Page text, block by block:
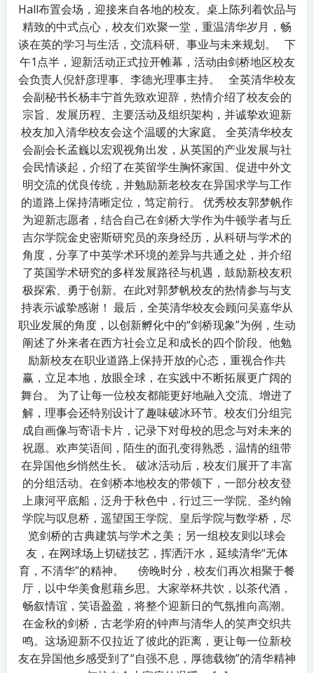
Hall布置会场，迎接来自各地的校友。桌上陈列着饮品与
精致的中式点心，校友们欢聚一堂，重温清华岁月，畅
谈在英的学习与生活，交流科研、事业与未来规划。 下
午1点半，迎新活动正式拉开帷幕，活动由剑桥地区校友
会负责人倪舒彦理事、李德光理事主持。 全英清华校友
会副秘书长杨丰宁首先致欢迎辞，热情介绍了校友会的
宗旨、发展历程、主要活动及组织架构，并诚挚欢迎新
校友加入清华校友会这个温暖的大家庭。 全英清华校友
会副会长孟巍以宏观视角出发，从英国的产业发展与社
会民情谈起，介绍了在英留学生胸怀家国、促进中外文
明交流的优良传统，并勉励新老校友在异国求学与工作
的道路上保持清晰定位，笃定前行。 优秀校友郭梦帆作
为迎新志愿者，结合自己在剑桥大学作为牛顿学者与丘
吉尔学院金史密斯研究员的亲身经历，从科研与学术的
角度，分享了中英学术环境的差异与共通之处，并介绍
了英国学术研究的多样发展路径与机遇，鼓励新校友积
极探索、勇于创新。在此对郭梦帆校友的热情参与与支
持表示诚挚感谢！ 最后，全英清华校友会顾问吴嘉华从
职业发展的角度，以创新孵化中的“剑桥现象”为例，生动
阐述了外来者在西方社会立足和成长的四个阶段。他勉
励新校友在职业道路上保持开放的心态，重视合作共
赢，立足本地，放眼全球，在实践中不断拓展更广阔的
舞台。 为了让每一位校友都能更好地融入交流、增进了
解，理事会还特别设计了趣味破冰环节。校友们分组完
成自画像与寄语卡片，记录下对母校的思念与对未来的
祝愿。欢声笑语间，陌生的面孔变得熟悉，温情的纽带
在异国他乡悄然生长。 破冰活动后，校友们展开了丰富
的分组活动。在剑桥本地校友的带领下，一部分校友登
上康河平底船，泛舟于秋色中，行过三一学院、圣约翰
学院与叹息桥，遥望国王学院、皇后学院与数学桥，尽
览剑桥的古典建筑与学术之美；另一组校友则以球会
友，在网球场上切磋技艺，挥洒汗水，延续清华“无体
育，不清华”的精神。 傍晚时分，校友们再次相聚于餐
厅，以中华美食慰藉乡思。大家举杯共饮，以茶代酒，
畅叙情谊，笑语盈盈，将整个迎新日的气氛推向高潮。
在金秋的剑桥，古老学府的钟声与清华人的笑声交织共
鸣。这场迎新不仅拉近了彼此的距离，更让每一位新校
友在异国他乡感受到了“自强不息，厚德载物”的清华精神